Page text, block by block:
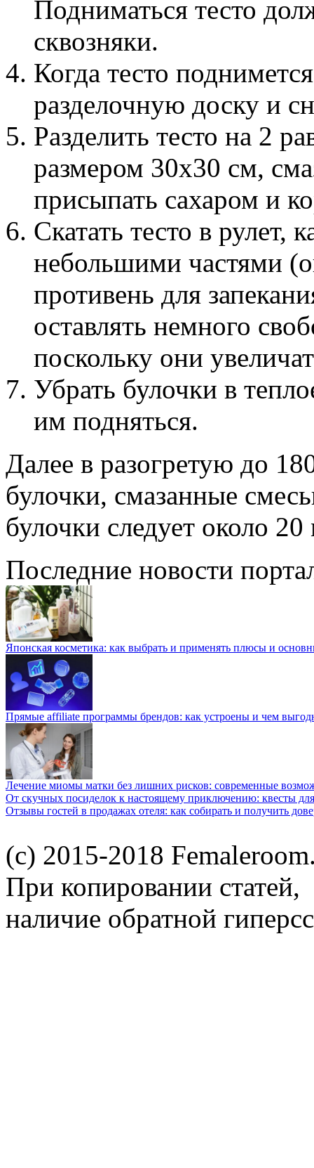
Подниматься тесто
сквозняки.
Когда тесто
разделочную доску и
Разделить тесто на 2
размером 30х30 см,
присыпать сахаром и
Скатать тесто в рулет,
небольшими частями
противень для
оставлять немного
поскольку они
Убрать булочки в
им подняться.
Далее в разогретую до
булочки, смазанные
булочки следует около
Последние новости
Японская косметика: как выбрать и применять плюсы и
Прямые affiliate программы брендов: как устроены и чем
Лечение миомы матки без лишних рисков: современные
От скучных посиделок к настоящему приключению: квесты
Отзывы гостей в продажах отеля: как собирать и получить
(c) 2015-2018
При копировании статей,
наличие обратной